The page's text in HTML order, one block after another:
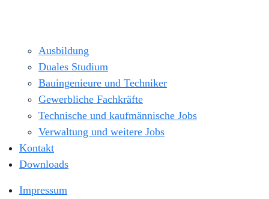
Ausbildung
Duales Studium
Bauingenieure und Techniker
Gewerbliche Fachkräfte
Technische und kaufmännische Jobs
Verwaltung und weitere Jobs
Kontakt
Downloads
Impressum